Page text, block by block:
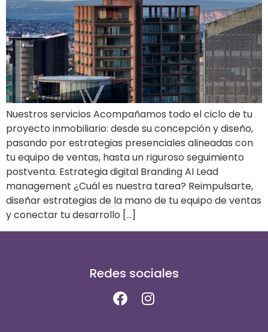
Nuestros servicios Acompañamos todo el ciclo de tu
proyecto inmobiliario: desde su concepción y diseño,
pasando por estrategias presenciales alineadas con
tu equipo de ventas, hasta un riguroso seguimiento
postventa. Estrategia digital Branding AI Lead
management ¿Cuál es nuestra tarea? Reimpulsarte,
diseñar estrategias de la mano de tu equipo de ventas
y conectar tu desarrollo […]
Redes sociales